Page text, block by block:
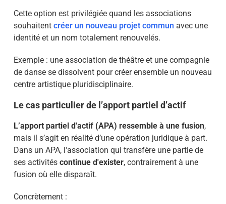
Cette option est privilégiée quand les associations
souhaitent créer un nouveau projet commun avec une
identité et un nom totalement renouvelés.
Exemple : une association de théâtre et une compagnie
de danse se dissolvent pour créer ensemble un nouveau
centre artistique pluridisciplinaire.
Le cas particulier de l’apport partiel d’actif
L’apport partiel d'actif (APA) ressemble à une fusion,
mais il s’agit en réalité d’une opération juridique à part.
Dans un APA, l'association qui transfère une partie de
ses activités continue d'exister, contrairement à une
fusion où elle disparaît.
Concrètement :